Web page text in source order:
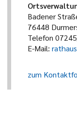
Badener
76448
Telefon
E-Mail:
zum